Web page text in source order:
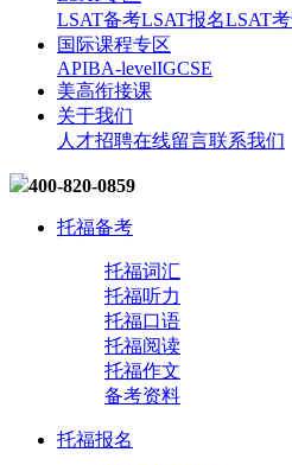
LSAT备考LSAT报名LSAT
国际课程专区
APIBA-levelIGCSE
美高衔接课
关于我们
人才招聘在线留言联系我们
400-820-0859
托福备考
托福词汇
托福听力
托福口语
托福阅读
托福作文
备考资料
托福报名